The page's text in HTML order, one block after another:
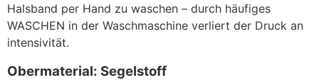
Halsband per Hand zu waschen – durch häufiges
WASCHEN in der Waschmaschine verliert der Druck an
intensivität.
Obermaterial: Segelstoff